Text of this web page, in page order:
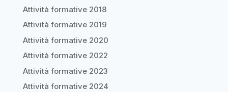
Attività formative 2018
Attività formative 2019
Attività formative 2020
Attività formative 2022
Attività formative 2023
Attività formative 2024